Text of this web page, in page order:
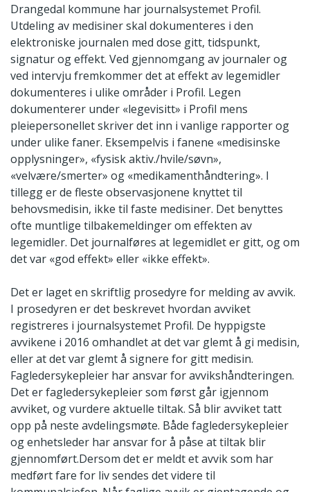
Drangedal kommune har journalsystemet Profil.
Utdeling av medisiner skal dokumenteres i den
elektroniske journalen med dose gitt, tidspunkt,
signatur og effekt. Ved gjennomgang av journaler og
ved intervju fremkommer det at effekt av legemidler
dokumenteres i ulike områder i Profil. Legen
dokumenterer under «legevisitt» i Profil mens
pleiepersonellet skriver det inn i vanlige rapporter og
under ulike faner. Eksempelvis i fanene «medisinske
opplysninger», «fysisk aktiv./hvile/søvn»,
«velvære/smerter» og «medikamenthåndtering». I
tillegg er de fleste observasjonene knyttet til
behovsmedisin, ikke til faste medisiner. Det benyttes
ofte muntlige tilbakemeldinger om effekten av
legemidler. Det journalføres at legemidlet er gitt, og om
det var «god effekt» eller «ikke effekt».
Det er laget en skriftlig prosedyre for melding av avvik.
I prosedyren er det beskrevet hvordan avviket
registreres i journalsystemet Profil. De hyppigste
avvikene i 2016 omhandlet at det var glemt å gi medisin,
eller at det var glemt å signere for gitt medisin.
Fagledersykepleier har ansvar for avvikshåndteringen.
Det er fagledersykepleier som først går igjennom
avviket, og vurdere aktuelle tiltak. Så blir avviket tatt
opp på neste avdelingsmøte. Både fagledersykepleier
og enhetsleder har ansvar for å påse at tiltak blir
gjennomført.Dersom det er meldt et avvik som har
medført fare for liv sendes det videre til